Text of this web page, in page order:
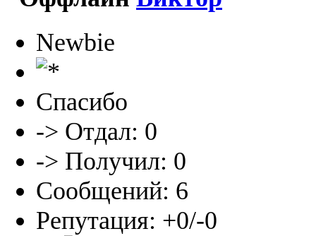
Newbie
Спасибо
-> Отдал: 0
-> Получил: 0
Сообщений: 6
Репутация: +0/-0